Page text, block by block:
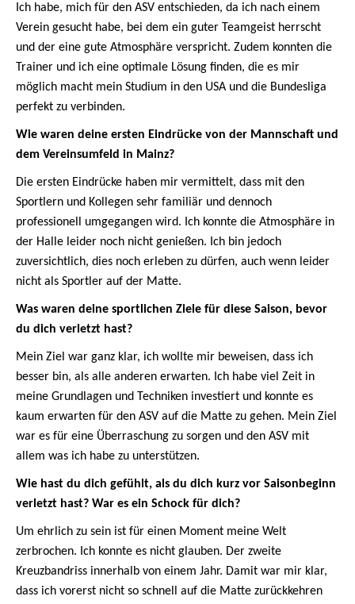
Ich habe, mich für den ASV entschieden, da ich nach einem
Verein gesucht habe, bei dem ein guter Teamgeist herrscht
und der eine gute Atmosphäre verspricht. Zudem konnten die
Trainer und ich eine optimale Lösung finden, die es mir
möglich macht mein Studium in den USA und die Bundesliga
perfekt zu verbinden.
Wie waren deine ersten Eindrücke von der Mannschaft und
dem Vereinsumfeld in Mainz?
Die ersten Eindrücke haben mir vermittelt, dass mit den
Sportlern und Kollegen sehr familiär und dennoch
professionell umgegangen wird. Ich konnte die Atmosphäre in
der Halle leider noch nicht genießen. Ich bin jedoch
zuversichtlich, dies noch erleben zu dürfen, auch wenn leider
nicht als Sportler auf der Matte.
Was waren deine sportlichen Ziele für diese Saison, bevor
du dich verletzt hast?
Mein Ziel war ganz klar, ich wollte mir beweisen, dass ich
besser bin, als alle anderen erwarten. Ich habe viel Zeit in
meine Grundlagen und Techniken investiert und konnte es
kaum erwarten für den ASV auf die Matte zu gehen. Mein Ziel
war es für eine Überraschung zu sorgen und den ASV mit
allem was ich habe zu unterstützen.
Wie hast du dich gefühlt, als du dich kurz vor Saisonbeginn
verletzt hast? War es ein Schock für dich?
Um ehrlich zu sein ist für einen Moment meine Welt
zerbrochen. Ich konnte es nicht glauben. Der zweite
Kreuzbandriss innerhalb von einem Jahr. Damit war mir klar,
dass ich vorerst nicht so schnell auf die Matte zurückkehren